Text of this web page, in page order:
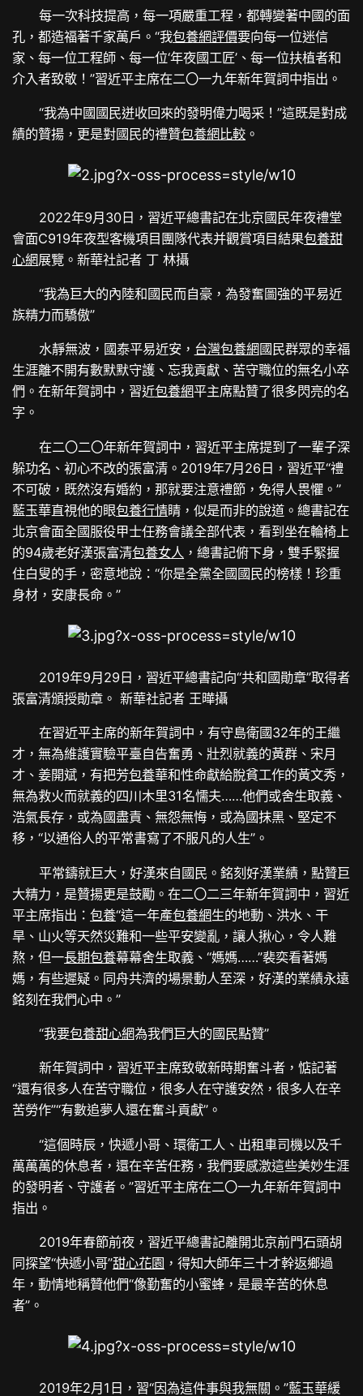
每一次科技提高，每一項嚴重工程，都轉變著中國的面
孔，都造福著千家萬戶。“我包養網評價要向每一位迷信
家、每一位工程師、每一位‘年夜國工匠’、每一位扶植者和
介入者致敬！”習近平主席在二〇一九年新年賀詞中指出。
“我為中國國民迸收回來的發明偉力喝采！”這既是對成
績的贊揚，更是對國民的禮贊包養網比較 。
2022年9月30日，習近平總書記在北京國民年夜禮堂
會面C919年夜型客機項目團隊代表并觀賞項目結果包養甜
心網展覽。新華社記者 丁 林攝
“我為巨大的內陸和國民而自豪，為發奮圖強的平易近
族精力而驕傲”
水靜無波，國泰平易近安， 台灣包養網國民群眾的幸福
生涯離不開有數默默守護、忘我貢獻、苦守職位的無名小卒
們。在新年賀詞中，習近包養網平主席點贊了很多閃亮的名
字。
在二〇二〇年新年賀詞中，習近平主席提到了一輩子深
躲功名、初心不改的張富清。2019年7月26日，習近平“禮
不可破，既然沒有婚約，那就要注意禮節，免得人畏懼。”
藍玉華直視他的眼包養行情睛，似是而非的說道。總書記在
北京會面全國服役甲士任務會議全部代表，看到坐在輪椅上
的94歲老好漢張富清包養女人 ，總書記俯下身，雙手緊握
住白叟的手，密意地說：“你是全黨全國國民的榜樣！珍重
身材，安康長命。”
2019年9月29日，習近平總書記向“共和國勛章”取得者
張富清頒授勛章。 新華社記者 王曄攝
在習近平主席的新年賀詞中，有守島衛國32年的王繼
才，無為維護實驗平臺自告奮勇、壯烈就義的黃群、宋月
才、姜開斌，有把芳包養華和性命獻給脫貧工作的黃文秀，
無為救火而就義的四川木里31名懦夫……他們或舍生取義、
浩氣長存，或為國盡責、無怨無悔，或為國抹黑、堅定不
移，“以通俗人的平常書寫了不服凡的人生”。
平常鑄就巨大，好漢來自國民。銘刻好漢業績，點贊巨
大精力，是贊揚更是鼓勵。在二〇二三年新年賀詞中，習近
平主席指出：包養“這一年產包養網生的地動、洪水、干
旱、山火等天然災難和一些平安變亂，讓人揪心，令人難
熬，但一長期包養幕幕舍生取義、“媽媽……”裴奕看著媽
媽，有些遲疑。同舟共濟的場景動人至深，好漢的業績永遠
銘刻在我們心中。”
“我要包養甜心網為我們巨大的國民點贊”
新年賀詞中，習近平主席致敬新時期奮斗者，惦記著
“還有很多人在苦守職位，很多人在守護安然，很多人在辛
苦勞作”“有數追夢人還在奮斗貢獻”。
“這個時辰，快遞小哥、環衛工人、出租車司機以及千
萬萬萬的休息者，還在辛苦任務，我們要感激這些美妙生涯
的發明者、守護者。”習近平主席在二〇一九年新年賀詞中
指出。
2019年春節前夜，習近平總書記離開北京前門石頭胡
同探望“快遞小哥”甜心花園 ，得知大師年三十才幹返鄉過
年，動情地稱贊他們“像勤奮的小蜜蜂，是最辛苦的休息
者”。
2019年2月1日，習“因為這件事與我無關。”藍玉華緩